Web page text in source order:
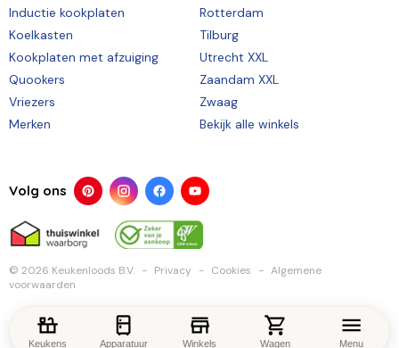
Keukens Apparatuur Winkels Wagen Menu
Inductie kookplaten
Koelkasten
Kookplaten met afzuiging
Quookers
Vriezers
Merken
Rotterdam
Tilburg
Utrecht XXL
Zaandam XXL
Zwaag
Bekijk alle winkels
Volg ons
© 2026 Keukenloods B.V. Privacy Cookies
Algemene
voorwaarden